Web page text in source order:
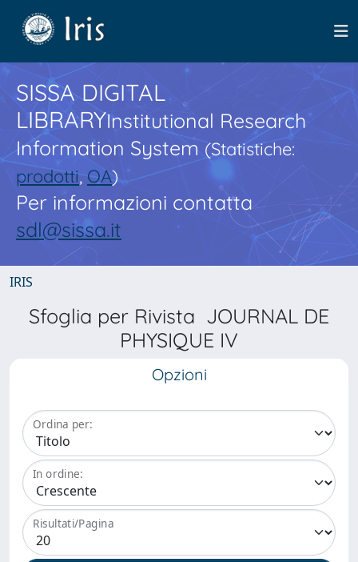
SISSA DIGITAL
LIBRARYInstitutional Research
Information System(Statistiche:
prodotti,OA)
Per informazioni contatta
sdl@sissa.it
IRIS
Sfoglia per Rivista JOURNAL DE
PHYSIQUE IV
Opzioni
Ordina per:
In ordine:
Risultati/Pagina